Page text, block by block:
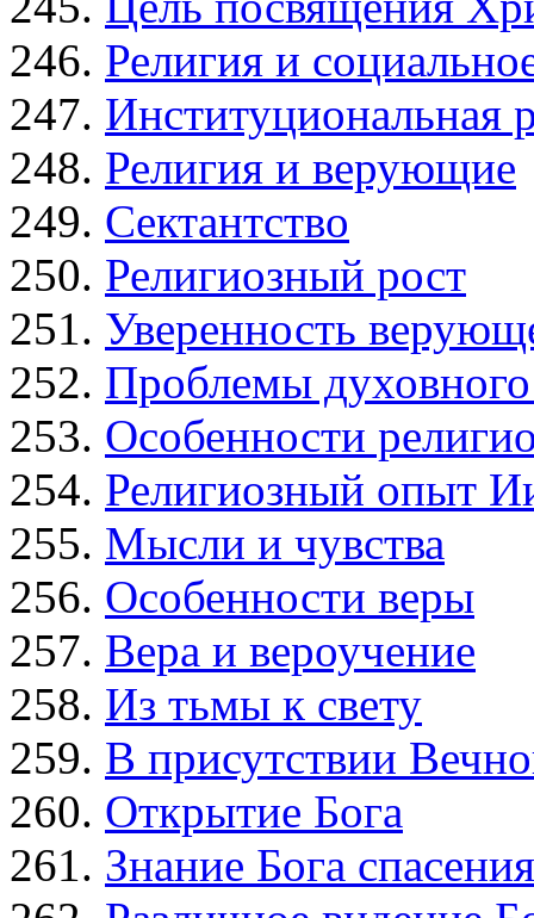
Религия и
Институциональная
Религия и верующие
Сектантство
Религиозный рост
Уверенность
Проблемы духовного
Особенности
Религиозный опыт
Мысли и чувства
Особенности веры
Вера и вероучение
Из тьмы к свету
В присутствии
Открытие Бога
Знание Бога спасения